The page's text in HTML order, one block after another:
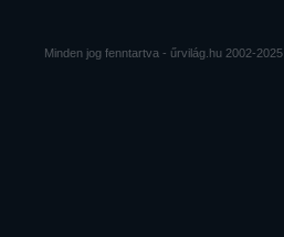
Minden jog fenntartva - űrvilág.hu 2002-2025